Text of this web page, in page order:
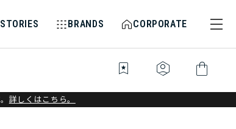
STORIES BRANDS CORPORATE
bookmark_star identity_platform shopping_bag
詳しくはこちら。